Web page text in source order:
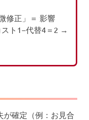
修正」＝ 影響
ト1−代替4＝2 →
が確定（例：お見合